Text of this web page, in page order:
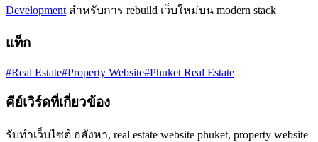
Development สำหรับการ rebuild เว็บใหม่บน modern stack
แท็ก
#Real Estate#Property Website#Phuket Real Estate
คีย์เวิร์ดที่เกี่ยวข้อง
รับทำเว็บไซต์ อสังหา, real estate website phuket, property website